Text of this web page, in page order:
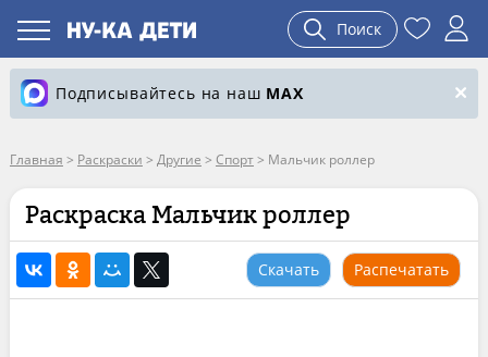
Поиск
Подписывайтесь на наш MAX
Главная > Раскраски > Другие > Спорт> Мальчик роллер
Раскраска Мальчик роллер
Скачать Распечатать